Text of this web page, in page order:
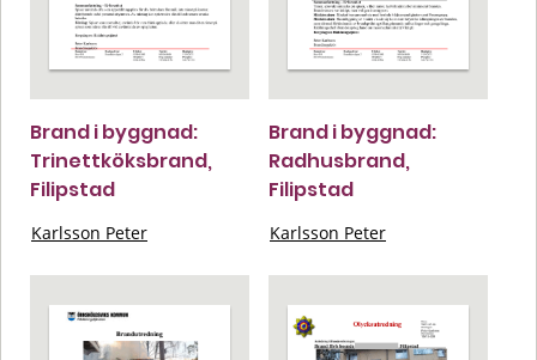
Brand i byggnad:
Trinettköksbrand,
Filipstad
Karlsson Peter
Brand i byggnad:
Radhusbrand,
Filipstad
Karlsson Peter